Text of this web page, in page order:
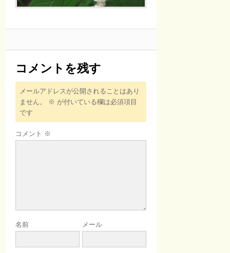
コメントを残す
メールアドレスが公開されることはあり
ません。
※ が付いている欄は必須項目
です
コメント ※
名前 メール